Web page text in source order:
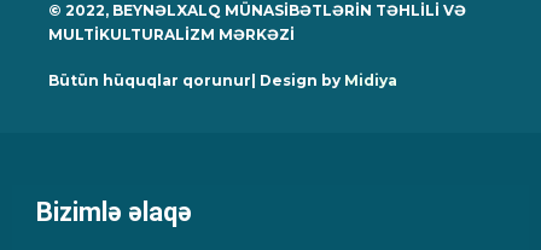
© 2022, BEYNƏLXALQ MÜNASİBƏTLƏRİN TƏHLİLİ VƏ
MULTİKULTURALİZM MƏRKƏZİ
Bütün hüquqlar qorunur| Design by Midiya
Bizimlə əlaqə